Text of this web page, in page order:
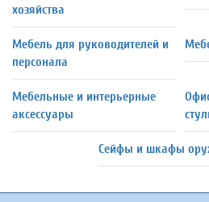
хозяйства
Мебель для руководителей и
персонала
Мебельные и интерьерные
аксессуары
Сейфы и шкафы